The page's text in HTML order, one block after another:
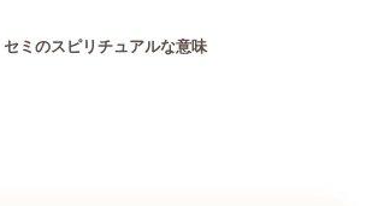
セミのスピリチュアルな意味